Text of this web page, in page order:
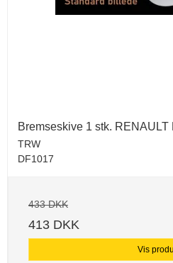
Bremseskive 1 stk.
TRW
DF1017
433 DKK
413 DKK
Vis